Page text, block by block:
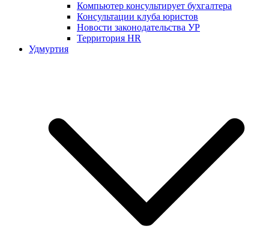
Компьютер консультирует бухгалтера
Консультации клуба юристов
Новости законодательства УР
Территория HR
Удмуртия